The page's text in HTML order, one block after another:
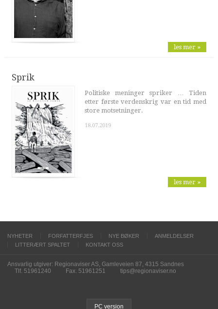
les mer »
Sprik
Politiske meninger spriker … Tiden
etter første verdenskrig var en tid med
store motsetninger.
18.07.2019
les mer »
NYHETER FORFATTERFJES NYE BØKER
ANMELDELSER
LITTERÆRT SPALTET
KONTAKT OSS
Ansvarlig utgiver: Regionaviser AS, Gamleveien 87, 4315 Sandnes
Tlf. 51961240
Fax. 51961251 tips@regionaviser.no
PC version